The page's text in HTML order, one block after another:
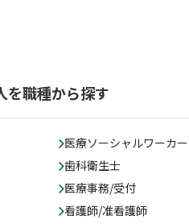
を職種から探す
医療ソーシャルワーカー
歯科衛生士
医療事務/受付
看護師/准看護師